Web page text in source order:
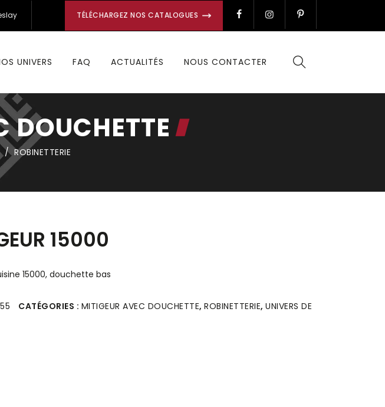
TÉLÉCHARGEZ NOS CATALOGUES
UNIVERS FAQ ACTUALITÉS NOUS CONTACTER
DOUCHETTE
ROBINETTERIE
15000
15000, douchette bas
CATÉGORIES : MITIGEUR AVEC DOUCHETTE,ROBINETTERIE,UNIVERS DE